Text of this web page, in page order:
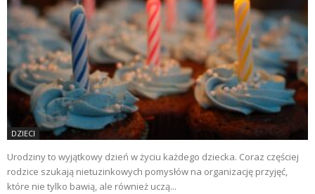
DZIECI
Urodziny to wyjątkowy dzień w życiu każdego dziecka. Coraz częściej
rodzice szukają nietuzinkowych pomysłów na organizację przyjęć,
które nie tylko bawią, ale również uczą...